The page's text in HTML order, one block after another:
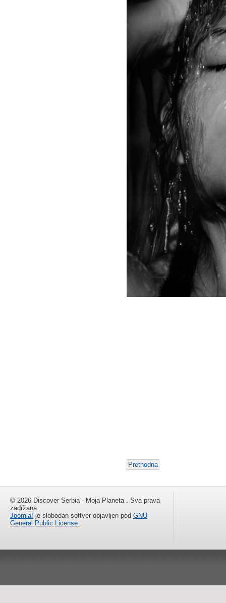
Prethodna
© 2026 Discover Serbia - Moja Planeta . Sva prava
zadržana.
Joomla! je slobodan softver objavljen pod GNU
General Public License.